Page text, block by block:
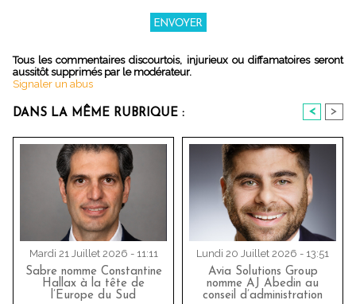
Tous les commentaires discourtois, injurieux ou diffamatoires seront
aussitôt supprimés par le modérateur.
Signaler un abus
DANS LA MÊME RUBRIQUE : < >
Mardi 21 Juillet 2026 - 11:11
Sabre nomme Constantine
Hallax à la tête de
l’Europe du Sud
Lundi 20 Juillet 2026 - 13:51
Avia Solutions Group
nomme AJ Abedin au
conseil d’administration